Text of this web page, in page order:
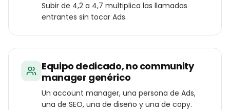
Subir de 4,2 a 4,7 multiplica las llamadas
entrantes sin tocar Ads.
Equipo dedicado, no community
manager genérico
Un account manager, una persona de Ads,
una de SEO, una de diseño y una de copy.